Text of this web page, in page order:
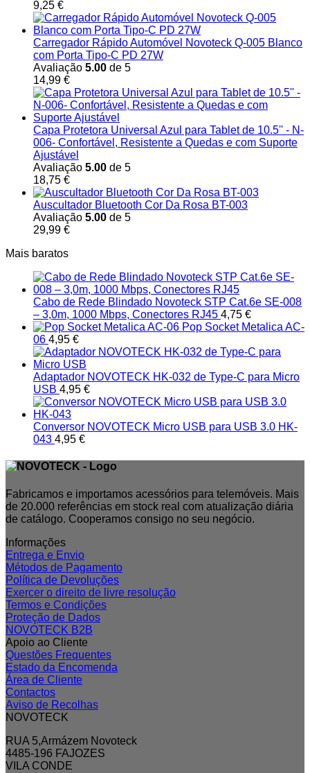
9,25 €
Carregador Rápido Automóvel Novoteck Q-005 Blanco
com Porta Tipo-C PD 27W
Avaliação 5.00 de 5
14,99 €
Capa Protetora Universal Azul para Tablet de 10.5'' - N-
006- Confortável, Resistente a Quedas e com Suporte
Ajustável
Avaliação 5.00 de 5
18,75 €
Auscultador Bluetooth Cor Da Rosa BT-003
Avaliação 5.00 de 5
29,99 €
Mais baratos
Cabo de Rede Blindado Novoteck STP Cat.6e SE-008
– 3,0m, 1000 Mbps, Conectores RJ45 4,75 €
Pop Socket Metalica AC-
06 4,95 €
Adaptador NOVOTECK HK-032 de Type-C para Micro
USB 4,95 €
Conversor NOVOTECK Micro USB para USB 3.0 HK-
043 4,95 €
Fabricamos e importamos acessórios para telemóveis. Mais
de 20.000 referências em stock real com atualização diária
de catálogo. Cooperamos consigo no seu negócio.
Informações
Entrega e Envio
Métodos de Pagamento
Política de Devoluções
Exercer o direito de livre resolução
Termos e Condições
Proteção de Dados
NOVOTECK B2B
Apoio ao Cliente
Questões Frequentes
Estado da Encomenda
Área de Cliente
Contactos
Aviso de Recolhas
NOVOTECK
RUA 5,Armázem Novoteck
4485-196 FAJOZES
VILA CONDE